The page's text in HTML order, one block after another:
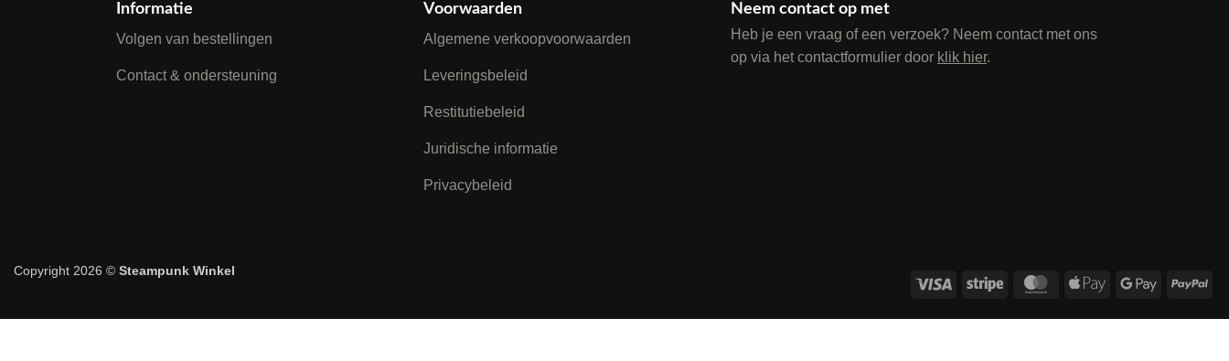
Informatie
Volgen van bestellingen
Contact & ondersteuning
Voorwaarden
Algemene verkoopvoorwaarden
Leveringsbeleid
Restitutiebeleid
Juridische informatie
Privacybeleid
Neem contact op met
Heb je een vraag of een verzoek? Neem contact met ons
op via het contactformulier door klik hier.
Visa Stripe MasterCardApple
Google
Copyright 2026 © Steampunk Winkel